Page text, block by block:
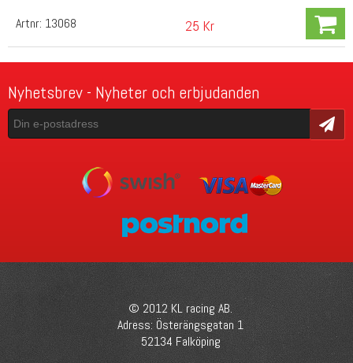
Artnr: 13068 25 Kr
Nyhetsbrev - Nyheter och erbjudanden
Skicka
© 2012 KL racing AB.
Adress: Österängsgatan 1
52134 Falköping